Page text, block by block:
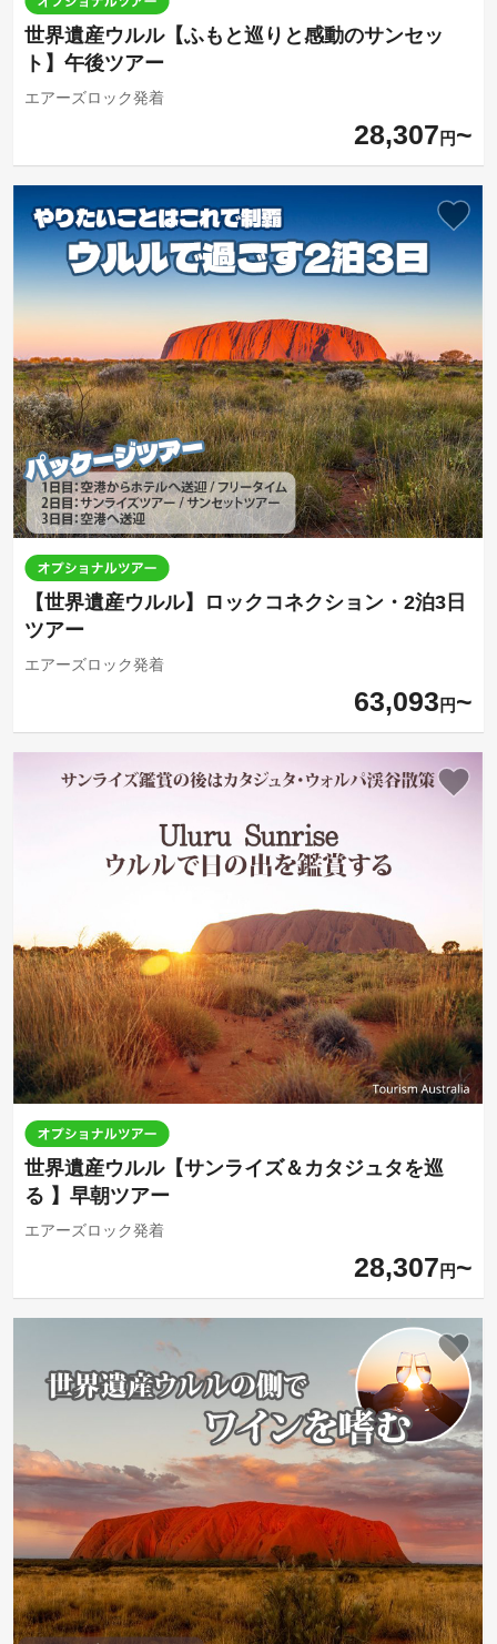
世界遺産ウルル【ふもと巡りと感動のサンセッ
ト】午後ツアー
エアーズロック発着
28,307 円
【世界遺産ウルル】ロックコネクション・2泊3日
ツアー
エアーズロック発着
63,093 円
世界遺産ウルル【サンライズ＆カタジュタを巡
る 】早朝ツアー
エアーズロック発着
28,307 円